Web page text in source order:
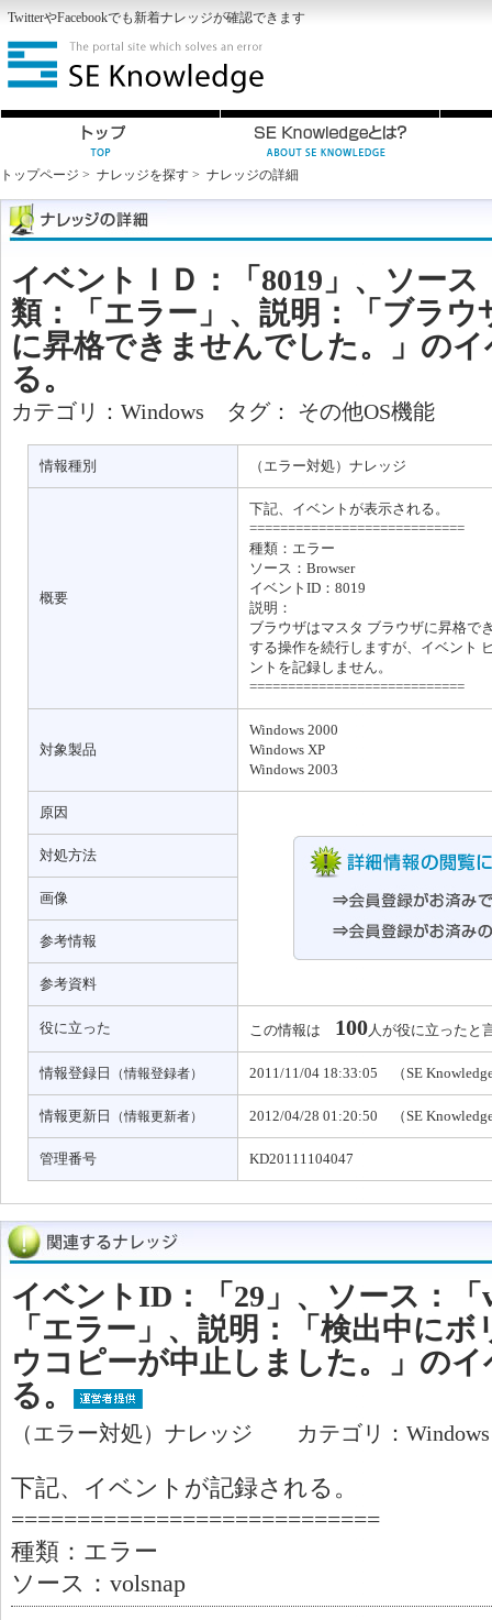
TwitterやFacebookでも新着ナレッジが確認できます
トップページ > ナレッジを探す > ナレッジの詳細
イベントＩＤ：「8019」、ソース
類：「エラー」、説明：「ブラ
に昇格できませんでした。」の
る。
カテゴリ： Windows タグ： その他OS機能
情報種別 （エラー対処）ナレッジ
概要
下記、イベントが表示される。
============================
種類：エラー
ソース：Browser
イベントID：8019
説明：
ブラウザはマスタ ブラウザに昇格で
する操作を続行しますが、イベント
ントを記録しません。
============================
対象製品
Windows 2000
Windows XP
Windows 2003
原因
対処方法
画像
参考情報
参考資料
役に立った この情報は 100人が役に立った
情報登録日 （情報登録者） 2011/11/04 18:33:05 （SE
情報更新日 （情報更新者） 2012/04/28 01:20:50 （SE
管理番号 KD20111104047
イベントID：「29」、ソース：「
「エラー」、説明：「検出中に
ウコピーが中止しました。」の
る。
（エラー対処）ナレッジ カテゴリ：
下記、イベントが記録される。
============================
種類：エラー
ソース：volsnap